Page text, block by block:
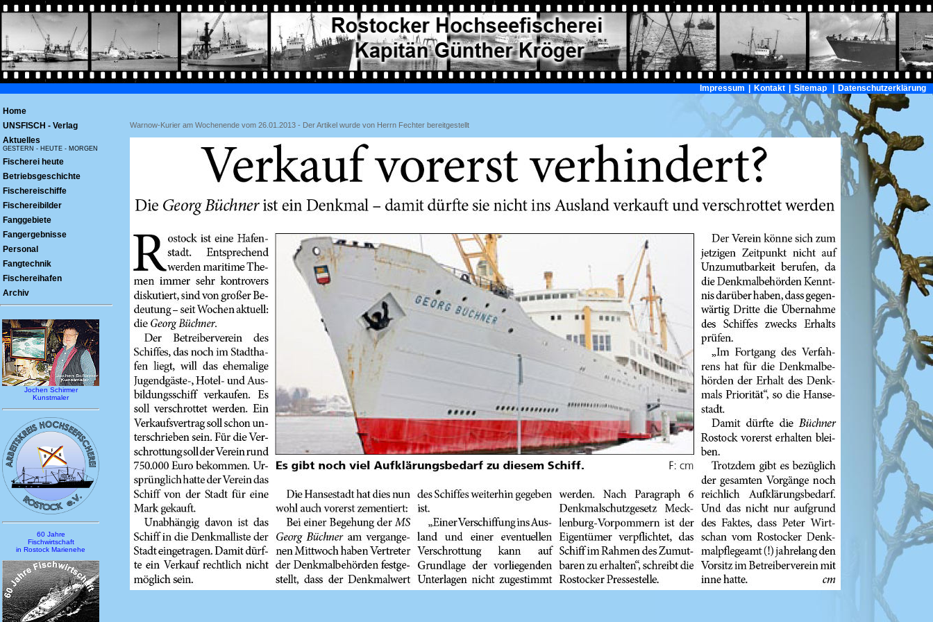
Impressum Kontakt Sitemap Datenschutzerklärung
Home
UNSFISCH - Verlag
Aktuelles
GESTERN - HEUTE - MORGEN
Fischerei heute
Betriebsgeschichte
Fischereischiffe
Fischereibilder
Fanggebiete
Fangergebnisse
Personal
Fangtechnik
Fischereihafen
Archiv
Jochen Schirmer
Kunstmaler
60 Jahre
Fischwirtschaft
in Rostock Marienehe
Warnow-Kurier am Wochenende vom 26.01.2013 - Der Artikel wurde von Herrn Fechter bereitgestellt